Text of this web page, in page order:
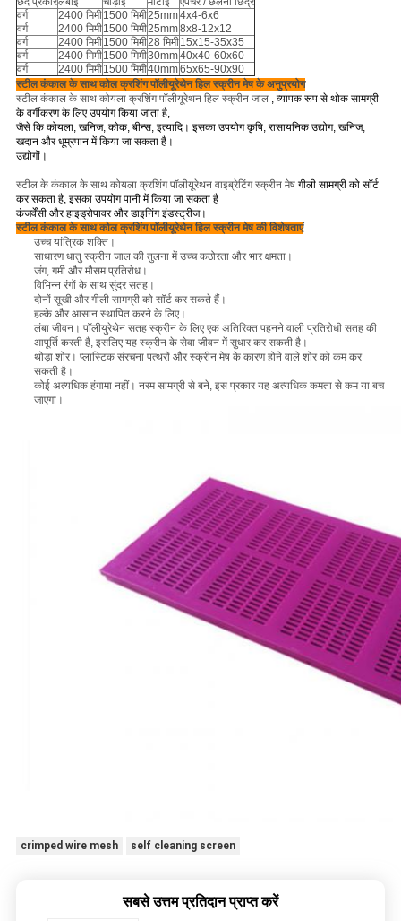
वर्ग
2400 मिमी1500 मिमी25mm4x4-6x6
वर्ग
2400 मिमी1500 मिमी25mm8x8-12x12
वर्ग
2400 मिमी1500 मिमी28 मिमी15x15-35x35
वर्ग
2400 मिमी1500 मिमी30mm40x40-60x60
वर्ग
2400 मिमी1500 मिमी40mm65x65-90x90
स्टील कंकाल के साथ कोल क्रशिंग पॉलीयूरेथेन हिल स्क्रीन मेष के अनुप्रयोग
स्टील कंकाल के साथ कोयला क्रशिंग पॉलीयूरेथन हिल स्क्रीन जाल , व्यापक रूप से थोक सामग्री
के वर्गीकरण के लिए उपयोग किया जाता है,
जैसे कि कोयला, खनिज, कोक, बीन्स, इत्यादि। इसका उपयोग कृषि, रासायनिक उद्योग, खनिज,
खदान और धूम्रपान में किया जा सकता है।
उद्योगों।
स्टील के कंकाल के साथ कोयला क्रशिंग पॉलीयूरेथन वाइब्रेटिंग स्क्रीन मेष गीली सामग्री को सॉर्ट
कर सकता है, इसका उपयोग पानी में किया जा सकता है
कंजर्वेंसी और हाइड्रोपावर और डाइनिंग इंडस्ट्रीज।
स्टील कंकाल के साथ कोल क्रशिंग पॉलीयूरेथेन हिल स्क्रीन मेष की विशेषताएं
उच्च यांत्रिक शक्ति।
साधारण धातु स्क्रीन जाल की तुलना में उच्च कठोरता और भार क्षमता।
जंग, गर्मी और मौसम प्रतिरोध।
विभिन्न रंगों के साथ सुंदर सतह।
दोनों सूखी और गीली सामग्री को सॉर्ट कर सकते हैं।
हल्के और आसान स्थापित करने के लिए।
लंबा जीवन। पॉलीयुरेथेन सतह स्क्रीन के लिए एक अतिरिक्त पहनने वाली प्रतिरोधी सतह की
आपूर्ति करती है, इसलिए यह स्क्रीन के सेवा जीवन में सुधार कर सकती है।
थोड़ा शोर। प्लास्टिक संरचना पत्थरों और स्क्रीन मेष के कारण होने वाले शोर को कम कर
सकती है।
कोई अत्यधिक हंगामा नहीं। नरम सामग्री से बने, इस प्रकार यह अत्यधिक कमता से कम या बच
जाएगा।
crimped wire mesh self cleaning screen
सबसे उत्तम प्रतिदान प्राप्त करें